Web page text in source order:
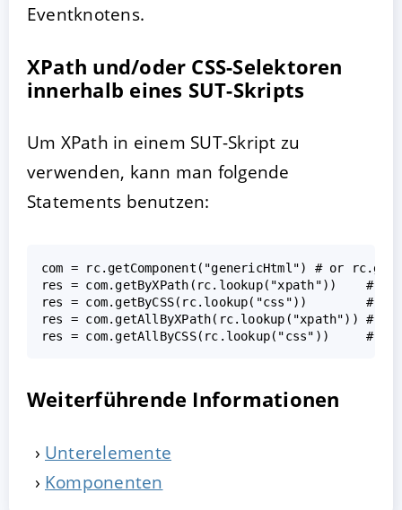
Eventknotens.
XPath und/oder CSS-Selektoren
innerhalb eines SUT-Skripts
Um XPath in einem SUT-Skript zu
verwenden, kann man folgende
Statements benutzen:
com = rc.getComponent("genericHtml") # or
res = com.getByXPath(rc.lookup("xpath"))    #
res = com.getByCSS(rc.lookup("css"))        #
res = com.getAllByXPath(rc.lookup("xpath")) #
Weiterführende Informationen
Unterelemente
Komponenten